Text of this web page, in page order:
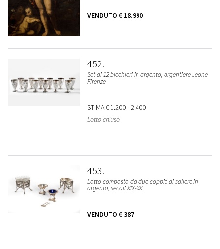
VENDUTO € 18.990
452
Set di 12 bicchieri in argento, argentiere Leone
Firenze
STIMA€ 1.200 - 2.400
Lotto chiuso
453
Lotto composto da due coppie di saliere in
argento, secoli XIX-XX
VENDUTO € 387